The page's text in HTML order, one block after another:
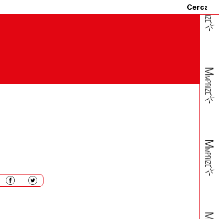
un termine perentorio di quattordici (14) giorni
gliene darà comunicazione allo scopo di